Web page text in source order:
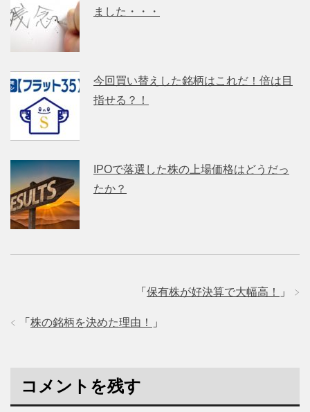
ました・・・
今回買い替えした銘柄はこれだ！倍は目
指せる？！
IPOで落選した株の上場価格はどうだっ
たか？
「 保有株が好決算で大幅高！ 」
「 株の銘柄を決めた理由！ 」
コメントを残す